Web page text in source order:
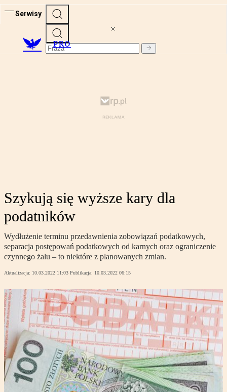
Serwisy
PRO
Szykują się wyższe kary dla
podatników
Wydłużenie terminu przedawnienia zobowiązań podatkowych,
separacja postępowań podatkowych od karnych oraz ograniczenie
czynnego żalu – to niektóre z planowanych zmian.
Aktualizacja: 10.03.2022 11:03 Publikacja: 10.03.2022 06:15